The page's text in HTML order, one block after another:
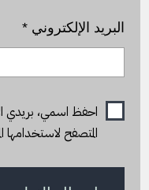
البريد الإلكتروني*
احفظ اسمي، بريدي
المتصفح لاستخدامها